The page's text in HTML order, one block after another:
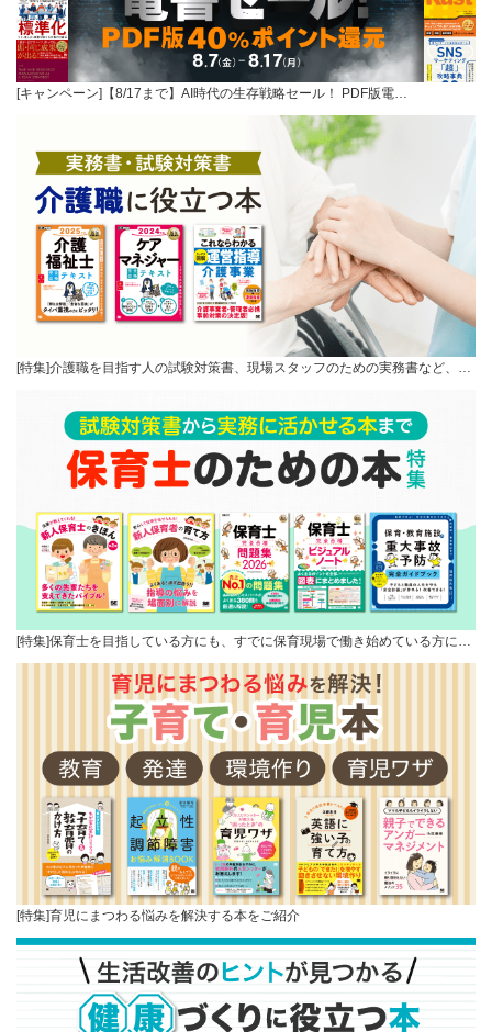
[キャンペーン]【8/17まで】AI時代の生存戦略セール！ PDF版電…
[特集]介護職を目指す人の試験対策書、現場スタッフのための実務書など、…
[特集]保育士を目指している方にも、すでに保育現場で働き始めている方に…
[特集]育児にまつわる悩みを解決する本をご紹介